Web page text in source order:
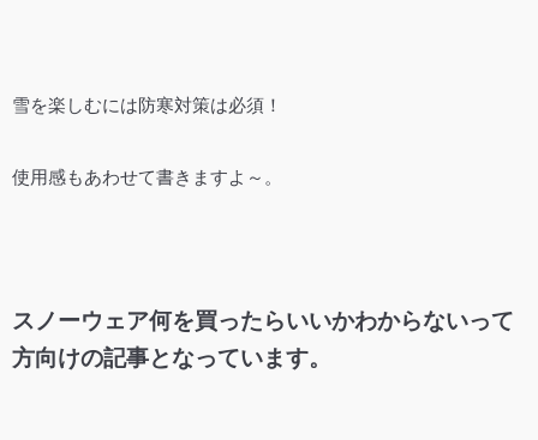
雪を楽しむには防寒対策は必須！
使用感もあわせて書きますよ～。
スノーウェア何を買ったらいいかわからないって
方向けの記事となっています。